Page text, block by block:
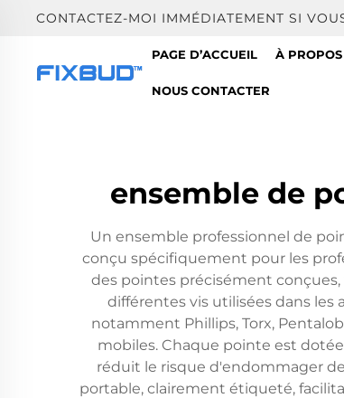
CONTACTEZ-MOI IMMÉDIATEMENT SI
PAGE D’ACCUEIL À PROPOS
NOUS CONTACTER
ensemble de
Un ensemble professionnel de
conçu spécifiquement pour les
des pointes précisément
différentes vis utilisées dans
notamment Phillips, Torx,
mobiles. Chaque pointe est
réduit le risque d'endommager
portable, clairement étiqueté,